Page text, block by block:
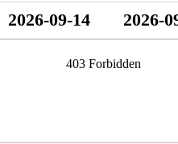
2026-09-14 2026-